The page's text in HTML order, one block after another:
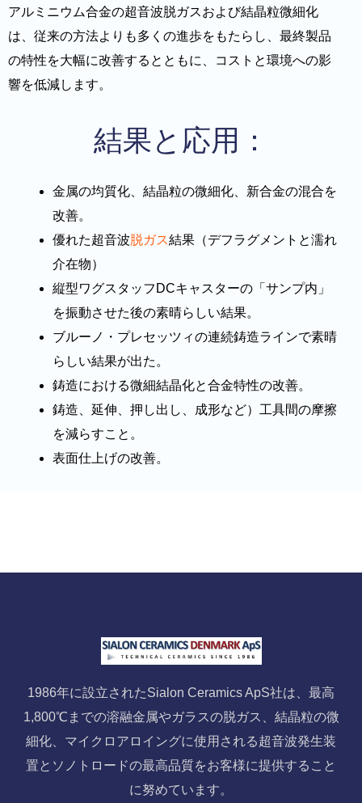
アルミニウム合金の超音波脱ガスおよび結晶粒微細化
は、従来の方法よりも多くの進歩をもたらし、最終製品
の特性を大幅に改善するとともに、コストと環境への影
響を低減します。
結果と応用：
金属の均質化、結晶粒の微細化、新合金の混合を
改善。
優れた超音波脱ガス結果（デフラグメントと濡れ
介在物）
縦型ワグスタッフDCキャスターの「サンプ内」
を振動させた後の素晴らしい結果。
ブルーノ・プレセッツィの連続鋳造ラインで素晴
らしい結果が出た。
鋳造における微細結晶化と合金特性の改善。
鋳造、延伸、押し出し、成形など）工具間の摩擦
を減らすこと。
表面仕上げの改善。
1986年に設立されたSialon Ceramics ApS社は、最高
1,800℃までの溶融金属やガラスの脱ガス、結晶粒の微
細化、マイクロアロイングに使用される超音波発生装
置とソノトロードの最高品質をお客様に提供すること
に努めています。